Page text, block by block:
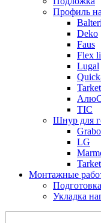
Профиль
Deko
Faus
Flex
Lugal
ТІС
Шнур для
Grabo
LG
Монтажные
Укладка